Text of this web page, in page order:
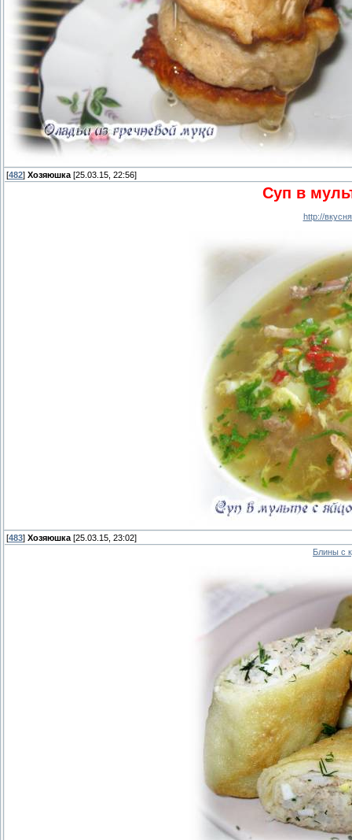
[482] Хозяюшка [25.03.15, 22:56]
Суп в
http://
[483] Хозяюшка [25.03.15, 23:02]
Блины с